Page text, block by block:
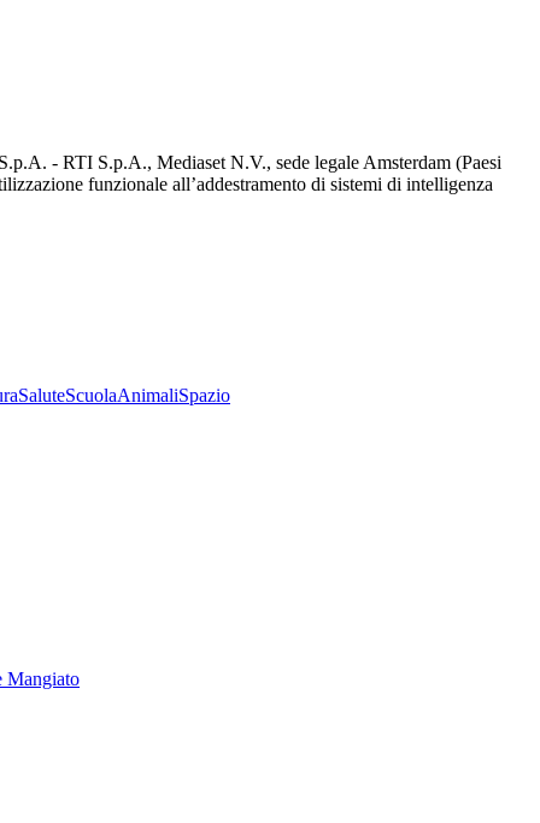
- RTI S.p.A., Mediaset N.V., sede legale Amsterdam (Paesi
funzionale all’addestramento di sistemi di intelligenza
SaluteScuolaAnimaliSpazio
Mangiato